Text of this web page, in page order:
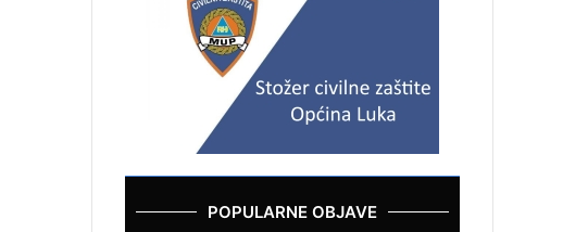
POPULARNE OBJAVE